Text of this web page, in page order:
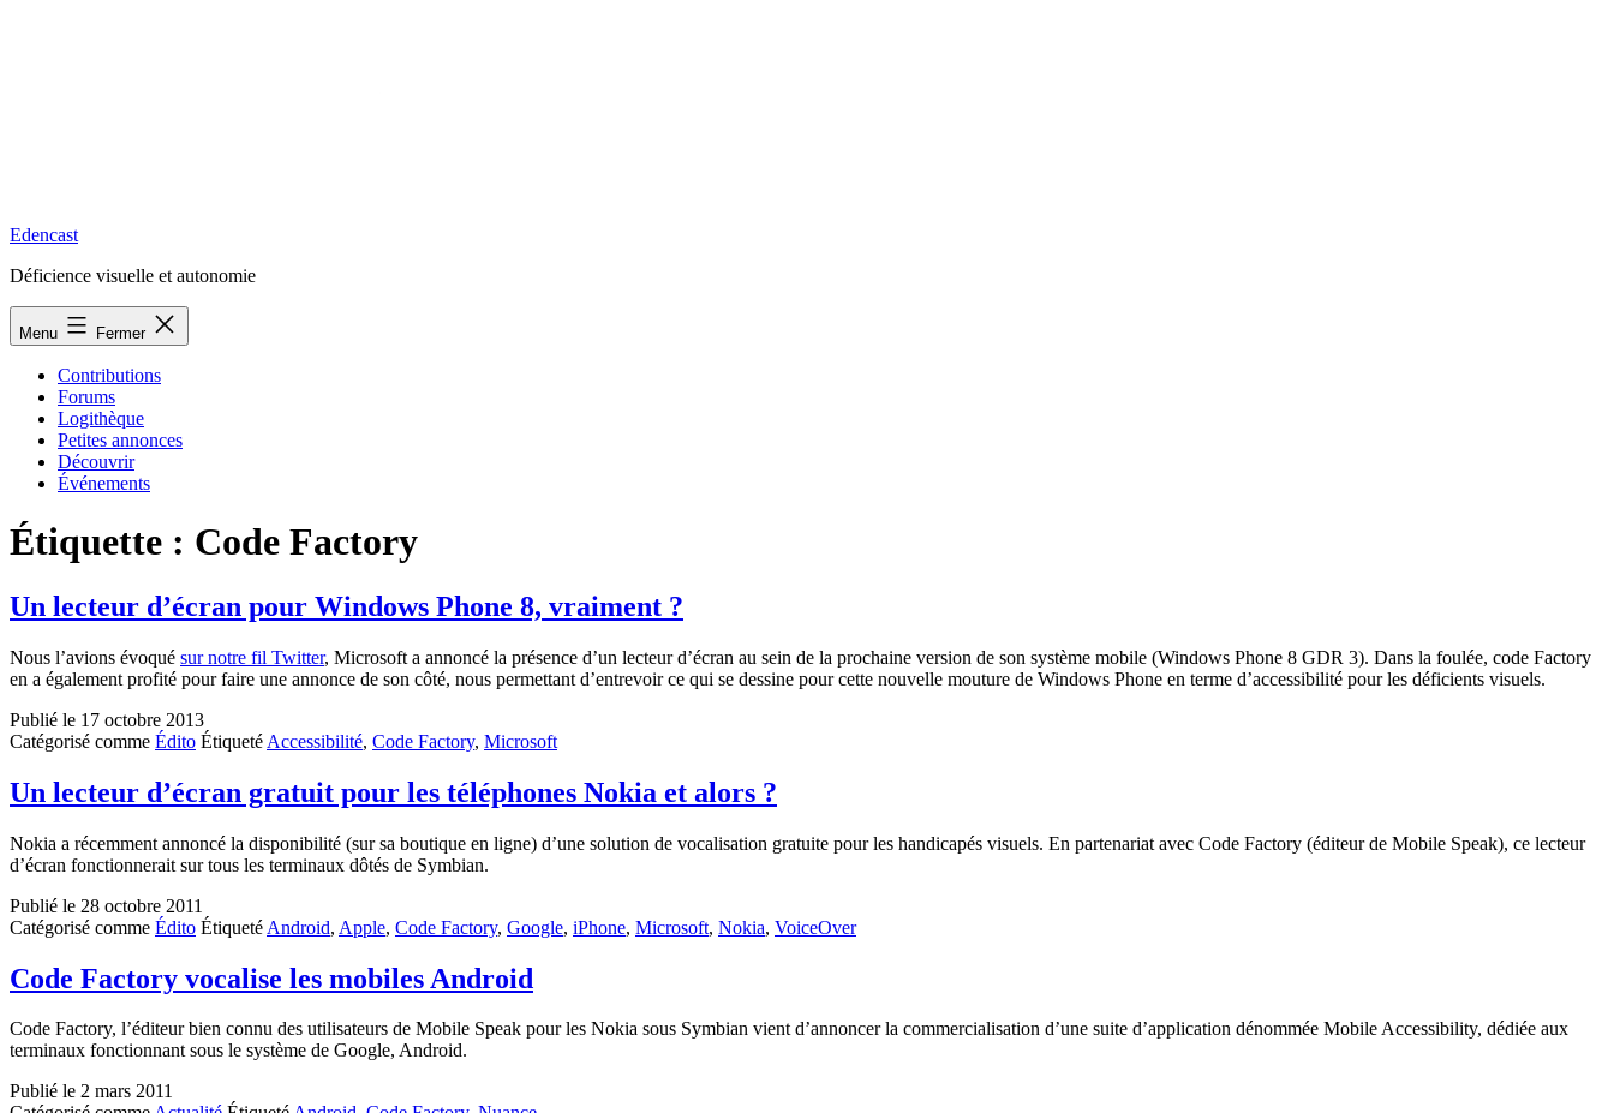
Edencast
Déficience visuelle et autonomie
Menu Fermer
Contributions
Forums
Logithèque
Petites annonces
Découvrir
Événements
Étiquette : Code Factory
Un lecteur d’écran pour Windows Phone 8, vraiment ?
Nous l’avions évoqué sur notre fil Twitter, Microsoft a annoncé la présence d’un lecteur d’écran au sein de la prochaine version de son système mobile (Windows Phone 8 GDR 3). Dans la foulée, code Factory
en a également profité pour faire une annonce de son côté, nous permettant d’entrevoir ce qui se dessine pour cette nouvelle mouture de Windows Phone en terme d’accessibilité pour les déficients visuels.
Publié le 17 octobre 2013
Catégorisé comme Édito Étiqueté Accessibilité, Code Factory, Microsoft
Un lecteur d’écran gratuit pour les téléphones Nokia et alors ?
Nokia a récemment annoncé la disponibilité (sur sa boutique en ligne) d’une solution de vocalisation gratuite pour les handicapés visuels. En partenariat avec Code Factory (éditeur de Mobile Speak), ce lecteur
d’écran fonctionnerait sur tous les terminaux dôtés de Symbian.
Publié le 28 octobre 2011
Catégorisé comme Édito Étiqueté Android, Apple, Code Factory, Google, iPhone, Microsoft, Nokia, VoiceOver
Code Factory vocalise les mobiles Android
Code Factory, l’éditeur bien connu des utilisateurs de Mobile Speak pour les Nokia sous Symbian vient d’annoncer la commercialisation d’une suite d’application dénommée Mobile Accessibility, dédiée aux
terminaux fonctionnant sous le système de Google, Android.
Publié le 2 mars 2011